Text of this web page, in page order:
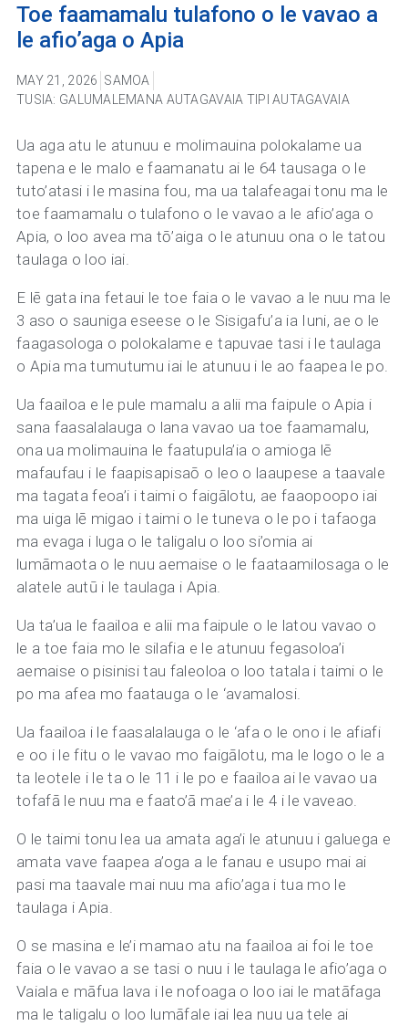
Toe faamamalu tulafono o le vavao a
le afio’aga o Apia
MAY 21, 2026 SAMOA
TUSIA: GALUMALEMANA AUTAGAVAIA TIPI AUTAGAVAIA
Ua aga atu le atunuu e molimauina polokalame ua
tapena e le malo e faamanatu ai le 64 tausaga o le
tuto’atasi i le masina fou, ma ua talafeagai tonu ma le
toe faamamalu o tulafono o le vavao a le afio’aga o
Apia, o loo avea ma tō’aiga o le atunuu ona o le tatou
taulaga o loo iai.
E lē gata ina fetaui le toe faia o le vavao a le nuu ma le
3 aso o sauniga eseese o le Sisigafu’a ia Iuni, ae o le
faagasologa o polokalame e tapuvae tasi i le taulaga
o Apia ma tumutumu iai le atunuu i le ao faapea le po.
Ua faailoa e le pule mamalu a alii ma faipule o Apia i
sana faasalalauga o lana vavao ua toe faamamalu,
ona ua molimauina le faatupula’ia o amioga lē
mafaufau i le faapisapisaō o leo o laaupese a taavale
ma tagata feoa’i i taimi o faigālotu, ae faaopoopo iai
ma uiga lē migao i taimi o le tuneva o le po i tafaoga
ma evaga i luga o le taligalu o loo si’omia ai
lumāmaota o le nuu aemaise o le faataamilosaga o le
alatele autū i le taulaga i Apia.
Ua ta’ua le faailoa e alii ma faipule o le latou vavao o
le a toe faia mo le silafia e le atunuu fegasoloa’i
aemaise o pisinisi tau faleoloa o loo tatala i taimi o le
po ma afea mo faatauga o le ‘avamalosi.
Ua faailoa i le faasalalauga o le ‘afa o le ono i le afiafi
e oo i le fitu o le vavao mo faigālotu, ma le logo o le a
ta leotele i le ta o le 11 i le po e faailoa ai le vavao ua
tofafā le nuu ma e faato’ā mae’a i le 4 i le vaveao.
O le taimi tonu lea ua amata aga’i le atunuu i galuega e
amata vave faapea a’oga a le fanau e usupo mai ai
pasi ma taavale mai nuu ma afio’aga i tua mo le
taulaga i Apia.
O se masina e le’i mamao atu na faailoa ai foi le toe
faia o le vavao a se tasi o nuu i le taulaga le afio’aga o
Vaiala e māfua lava i le nofoaga o loo iai le matāfaga
ma le taligalu o loo lumāfale iai lea nuu ua tele ai